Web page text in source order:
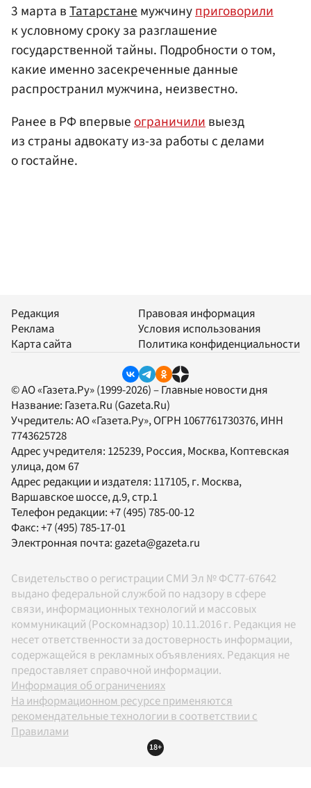
3 марта вТатарстанемужчинуприговорили
к условному сроку за разглашение
государственной тайны. Подробности о том,
какие именно засекреченные данные
распространил мужчина, неизвестно.
Ранее в РФ впервыеограничиливыезд
из страны адвокату из-за работы с делами
о гостайне.
Редакция
Реклама
Карта сайта
Правовая информация
Условия использования
Политика конфиденциальности
© АО «Газета.Ру» (1999-2026) – Главные новости дня
Название: Газета.Ru (Gazeta.Ru)
Учредитель:АО «Газета.Ру», ОГРН 1067761730376, ИНН
7743625728
Адрес учредителя: 125239, Россия, Москва, Коптевская
улица, дом 67
Адрес редакции и издателя: 117105, г. Москва,
Варшавское шоссе, д.9, стр.1
Телефон редакции:+7 (495) 785-00-12
Факс:+7 (495) 785-17-01
Электронная почта:gazeta@gazeta.ru
Свидетельство о регистрации СМИ Эл № ФС77-67642
выдано федеральной службой по надзору в сфере
связи, информационных технологий и массовых
коммуникаций (Роскомнадзор) 10.11.2016 г. Редакция не
несет ответственности за достоверность информации,
содержащейся в рекламных объявлениях. Редакция не
предоставляет справочной информации.
Информация об ограничениях
На информационном ресурсе применяются
рекомендательные технологии в соответствии с
Правилами
18+